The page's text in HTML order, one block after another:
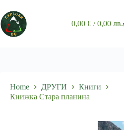
to
content
Shopping
0,00€ / 0,00 лв.
Home ДРУГИ
Книги
Книжка Стара планина